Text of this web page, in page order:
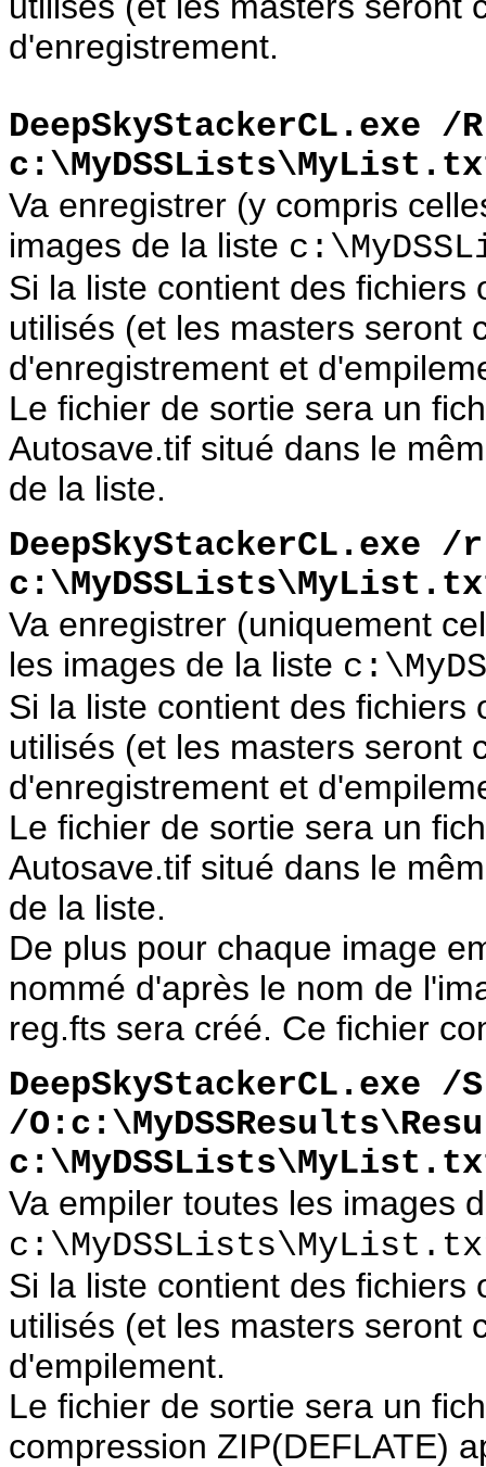
d'enregistrement.
DeepSkyStackerCL.exe /
Va enregistrer (y compris
images de la liste
Si la liste contient des fichiers
utilisés (et les masters seront
d'enregistrement et
Le fichier de sortie sera un
Autosave.tif situé dans le
de la liste.
DeepSkyStackerCL.exe /
Va enregistrer (uniquement
les images de la liste
Si la liste contient des fichiers
utilisés (et les masters seront
d'enregistrement et
Le fichier de sortie sera un
Autosave.tif situé dans le
de la liste.
De plus pour chaque image
nommé d'après le nom de
reg.fts sera créé. Ce fichier
DeepSkyStackerCL.exe /
/
Va empiler toutes les images
Si la liste contient des fichiers
utilisés (et les masters seront
d'empilement.
Le fichier de sortie sera un
compression ZIP(DEFLATE)